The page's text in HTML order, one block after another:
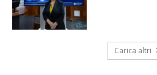
Carica altri